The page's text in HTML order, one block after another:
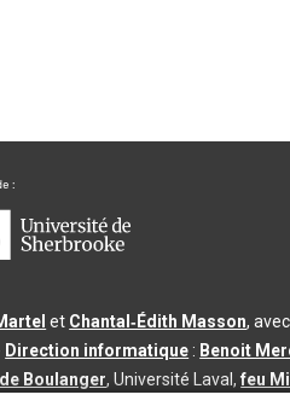
et Chantal‑Édith Masson,
Direction informatique : Benoit
Boulanger, Université Laval,feu